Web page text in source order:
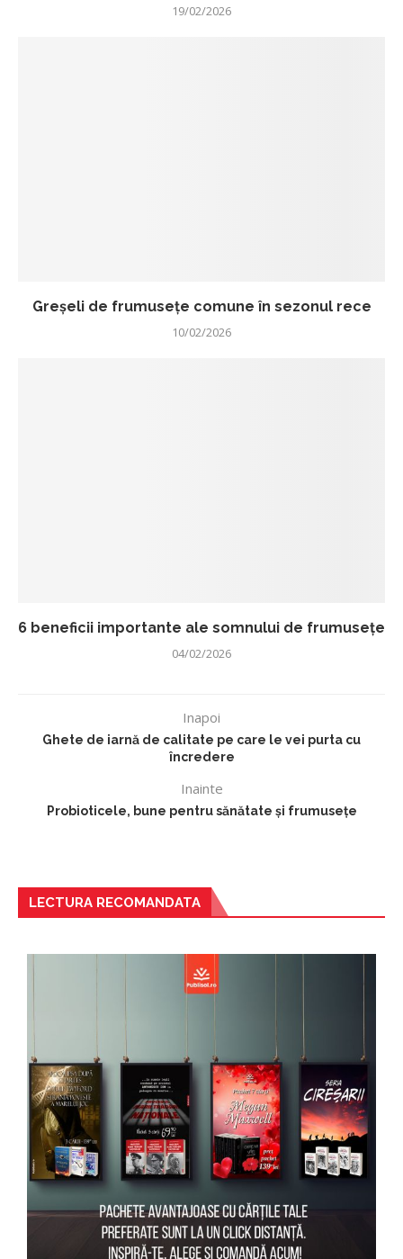
19/02/2026
Greșeli de frumusețe comune în sezonul rece
10/02/2026
6 beneficii importante ale somnului de frumusețe
04/02/2026
Inapoi
Ghete de iarnă de calitate pe care le vei purta cu
încredere
Inainte
Probioticele, bune pentru sănătate și frumusețe
LECTURA RECOMANDATA